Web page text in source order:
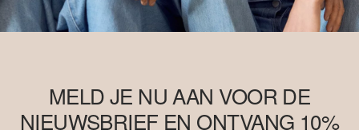
MELD JE NU AAN VOOR DE
NIEUWSBRIEF EN ONTVANG 10%